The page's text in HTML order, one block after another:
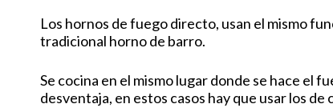
Los hornos de fuego directo, usan el mismo
tradicional horno de barro.
Se cocina en el mismo lugar donde se hace el
desventaja, en estos casos hay que usar los